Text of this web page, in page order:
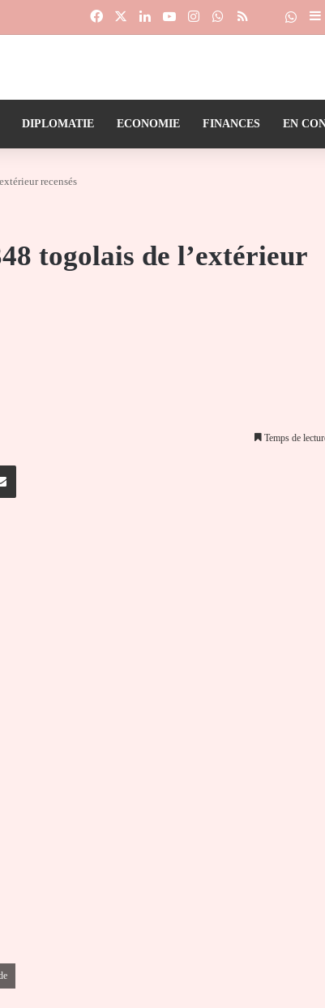
FacebookLinkedinYouTubeInstagramWhatsApp
RSS
DIPLOMATIE ECONOMIE FINANCES EN
recensés
togolais de l’extérieur
Temps de
Partager par email